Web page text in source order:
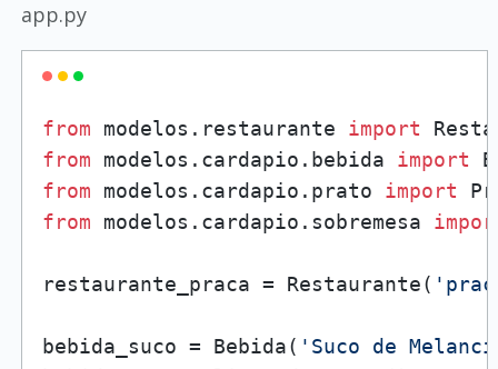
app.py
from modelos.restaurante import
from modelos.cardapio.bebida import
from modelos.cardapio.prato import
from modelos.cardapio.sobremesa
restaurante_praca = Restaurante(
bebida_suco = Bebida( 'Suco de